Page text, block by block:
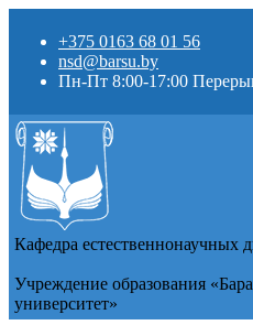
+375 0163 68 01 56
nsd@barsu.by
Пн-Пт 8:00-17:00
Кафедра естественнонаучных
Учреждение образования
университет»